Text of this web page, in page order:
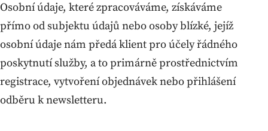
Osobní údaje, které zpracováváme, získáváme
přímo od subjektu údajů nebo osoby blízké, jejíž
osobní údaje nám předá klient pro účely řádného
poskytnutí služby, a to primárně prostřednictvím
registrace, vytvoření objednávek nebo přihlášení
odběru k newsletteru.